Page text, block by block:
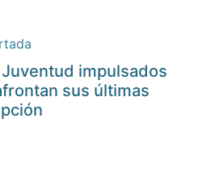
impulsados
sus últimas